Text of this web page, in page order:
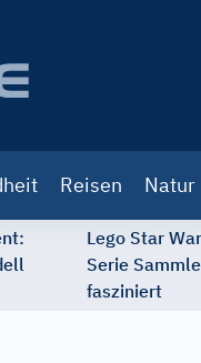
Reisen Natur
Lego Star
Serie
fasziniert